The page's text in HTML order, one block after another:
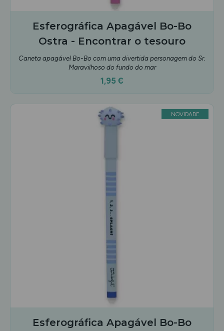
Esferográfica Apagável Bo-Bo
Ostra - Encontrar o tesouro
Caneta apagável Bo-Bo com uma divertida personagem do Sr.
Maravilhoso do fundo do mar
1,95 €
NOVIDADE
Esferográfica Apagável Bo-Bo